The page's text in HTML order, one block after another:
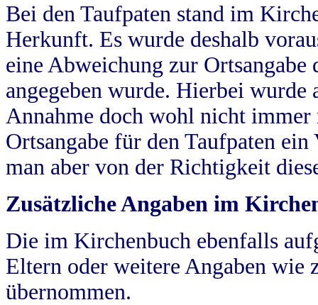
Bei den Taufpaten stand im
Herkunft. Es wurde deshalb
eine Abweichung zur
angegeben wurde. Hierbei wurde
Annahme doch wohl nicht
Ortsangabe für den Taufpaten
man aber von der Richtigkeit
Zusätzliche Angaben im
Die im Kirchenbuch ebenfalls
Eltern oder weitere Angaben wie
übernommen.